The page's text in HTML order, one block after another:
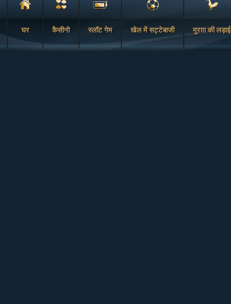
घर कैसीनो स्लॉट गेम खेल में सट्टेबाजी मुरग़ा की लड़ाई